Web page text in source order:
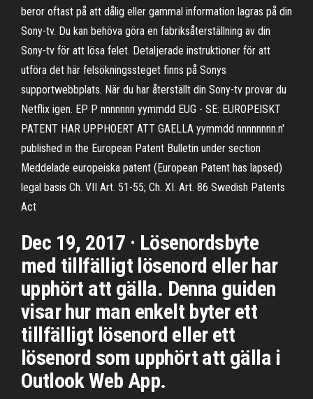
beror oftast på att dålig eller gammal information lagras på din
Sony-tv. Du kan behöva göra en fabriksåterställning av din
Sony-tv för att lösa felet. Detaljerade instruktioner för att
utföra det här felsökningssteget finns på Sonys
supportwebbplats. När du har återställt din Sony-tv provar du
Netflix igen. EP P nnnnnnn yymmdd EUG - SE: EUROPEISKT
PATENT HAR UPPHOERT ATT GAELLA yymmdd nnnnnnnn.n'
published in the European Patent Bulletin under section
Meddelade europeiska patent (European Patent has lapsed)
legal basis Ch. VII Art. 51-55; Ch. XI. Art. 86 Swedish Patents
Act
Dec 19, 2017 · Lösenordsbyte
med tillfälligt lösenord eller har
upphört att gälla. Denna guiden
visar hur man enkelt byter ett
tillfälligt lösenord eller ett
lösenord som upphört att gälla i
Outlook Web App.